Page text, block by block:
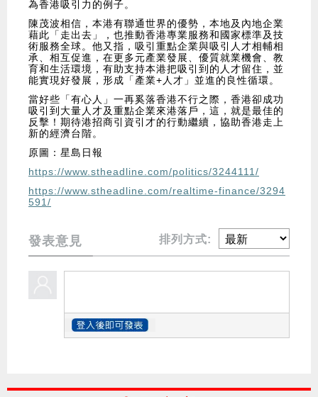
為香港吸引力的例子。
陳茂波相信，本港有聯通世界的優勢，本地及內地企業
藉此「走出去」，也推動香港專業服務和國家標準及技
術服務全球。他又指，吸引重點企業與吸引人才相輔相
承、相互促進，在更多元產業發展、優質就業機會、教
育和生活環境，有助支持本港把吸引到的人才留住，並
能實現好發展，形成「產業+人才」並進的良性循環。
當好些「有心人」一再奚落香港不行之際，香港卻成功
吸引到大量人才及重點企業來港落戶，這，就是最佳的
反擊！期待港招商引資引才的行動繼續，協助香港走上
新的經濟台階。
原圖：星島日報
https://www.stheadline.com/politics/3244111/
https://www.stheadline.com/realtime-finance/3294
591/
發表意見 排列方式: